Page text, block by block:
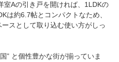
室Aの引き戸を開ければ、1LDKの
は約6.7帖とコンパクトなため、
スとして取り込む使い方がしっ
” と個性豊かな街が揃っていま